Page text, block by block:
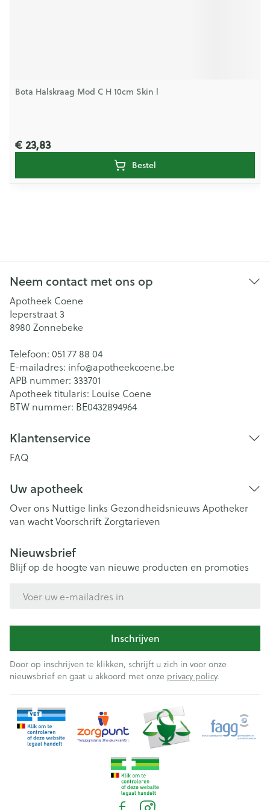
Bota Halskraag Mod C H 10cm Skin l
€ 23,83
Bestel
Neem contact met ons op
Apotheek Coene
Ieperstraat 3
8980 Zonnebeke
Telefoon: 051 77 88 04
E-mailadres: info@apotheekcoene.be
APB nummer: 333701
Apotheek titularis: Louise Coene
BTW nummer: BE0432894964
Klantenservice
FAQ
Uw apotheek
Over ons Nuttige links Gezondheidsnieuws Apotheker
van wachtVoorschriftZorgtarieven
Nieuwsbrief
Blijf op de hoogte van nieuwe producten en promoties
Inschrijven
Door op inschrijven te klikken, schrijft u zich in voor onze
nieuwsbrief en gaat u akkoord met onze privacy policy.